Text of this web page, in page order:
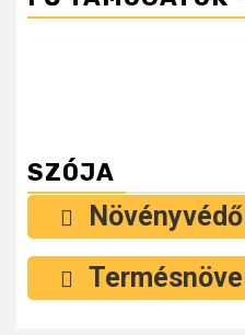
SZÓJA